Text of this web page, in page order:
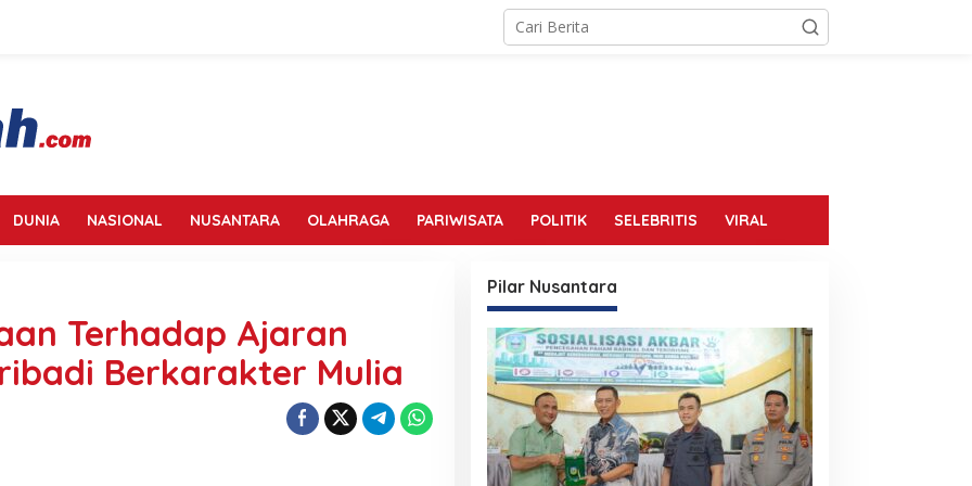
DUNIA NASIONAL NUSANTARA OLAHRAGA PARIWISATA POLITIK SELEBRITIS VIRAL
Terhadap Ajaran
Berkarakter Mulia
Pilar Nusantara